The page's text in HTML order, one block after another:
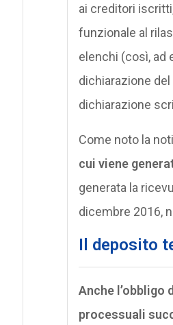
ai creditori
funzionale al
elenchi (così, ad
dichiarazione
dichiarazione
Come noto la
cui viene
generata la
dicembre 2016,
Il deposito
Anche
processuali